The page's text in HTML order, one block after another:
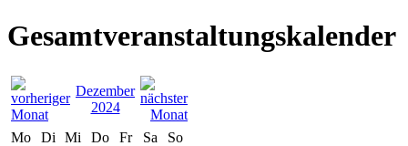
Gesamtveranstaltungskalender
Dezember
2024
Mo
Di Mi Do Fr Sa
So